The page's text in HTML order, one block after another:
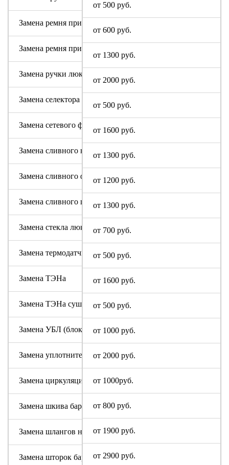
от 500 руб.
от 600 руб.
от 1300 руб.
от 2000 руб.
от 500 руб.
от 1600 руб.
от 1300 руб.
от 1200 руб.
от 1300 руб.
от 700 руб.
от 500 руб.
от 1600 руб.
от 500 руб.
от 1000 руб.
от 2000 руб.
от 1000руб.
от 800 руб.
от 1900 руб.
от 2900 руб.
Замена ремня привода (двигателя)
Замена ремня привода барабана
Замена ручки люка
Замена селектора программ
Замена сетевого фильтра (ФПС, пусковой конденсатор)
Замена сливного насоса
Замена сливного фильтра
Замена сливного шланга
Замена стекла люка
Замена термодатчика
Замена ТЭНа
Замена ТЭНа сушки
Замена УБЛ (блокировки люка)
Замена уплотнительной резины люка (манжеты)
Замена циркуляционного насоса
Замена шкива барабана
Замена шлангов налива и слива воды
Замена шторок барабана (для машин с вертикальной